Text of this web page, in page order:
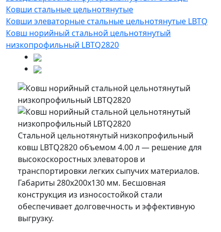
Ковши стальные цельнотянутые
Ковши элеваторные стальные цельнотянутые LBTQ
Ковш норийный стальной цельнотянутый
низкопрофильный LBTQ2820
Стальной цельнотянутый низкопрофильный
ковш LBTQ2820 объемом 4.00 л — решение для
высокоскоростных элеваторов и
транспортировки легких сыпучих материалов.
Габариты 280x200x130 мм. Бесшовная
конструкция из износостойкой стали
обеспечивает долговечность и эффективную
выгрузку.